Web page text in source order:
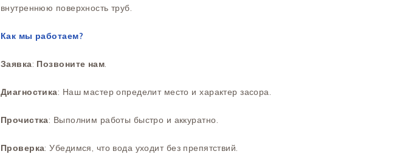
внутреннюю поверхность труб.
Как мы работаем?
Заявка: Позвоните нам.
Диагностика: Наш мастер определит место и характер засора.
Прочистка: Выполним работы быстро и аккуратно.
Проверка: Убедимся, что вода уходит без препятствий.